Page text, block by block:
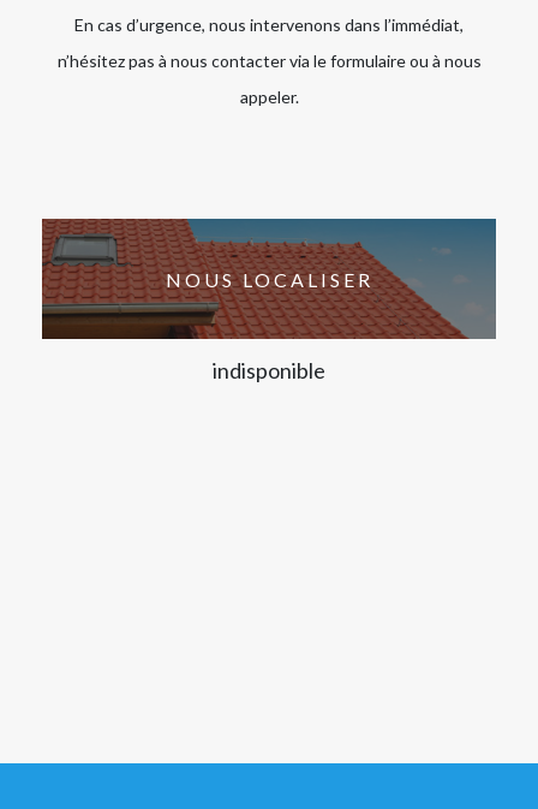
En cas d’urgence, nous intervenons dans l’immédiat,
n’hésitez pas à nous contacter via le formulaire ou à nous
appeler.
NOUS LOCALISER
indisponible